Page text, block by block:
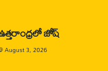
జోష్
August 3, 2026